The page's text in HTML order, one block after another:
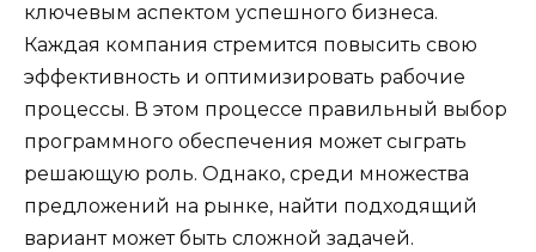
ключевым аспектом успешного бизнеса.
Каждая компания стремится повысить свою
эффективность и оптимизировать рабочие
процессы. В этом процессе правильный выбор
программного обеспечения может сыграть
решающую роль. Однако, среди множества
предложений на рынке, найти подходящий
вариант может быть сложной задачей.